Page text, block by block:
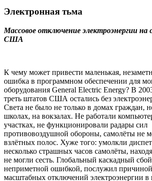
Электронная тьма
Массовое отключение электроэнергии на
США
К чему может привести маленькая,
ошибка в программном обеспечении для
оборудования General Electric Energy? В
треть штатов США остались без
Света не было не только в домах граждан,
школах, на вокзалах. Не работали
участках, не функционировали радары сил
противовоздушной обороны, самолёты не
взлётных полос. Хуже того: умолкли
несколько страшных часов самолёты,
не могли сесть. Глобальный каскадный
неприметной ошибкой, послужил
масштабных отключений электроэнергии в